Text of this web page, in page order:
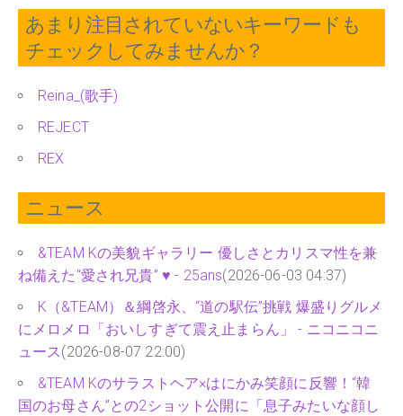
あまり注目されていないキーワードも
チェックしてみませんか？
Reina_(歌手)
REJECT
REX
ニュース
&TEAM Kの美貌ギャラリー 優しさとカリスマ性を兼
ね備えた“愛され兄貴” ♥ - 25ans(2026-06-03 04:37)
K（&TEAM）＆綱啓永、“道の駅伝”挑戦 爆盛りグルメ
にメロメロ「おいしすぎて震え止まらん」 - ニコニコニ
ュース(2026-08-07 22:00)
&TEAM Kのサラストヘア×はにかみ笑顔に反響！“韓
国のお母さん”との2ショット公開に「息子みたいな顔し